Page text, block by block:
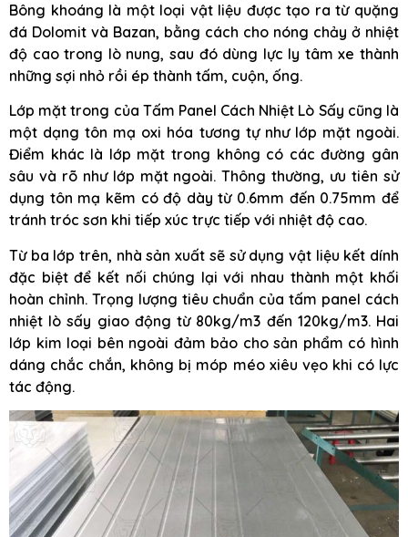
Bông khoáng là một loại vật liệu được tạo ra từ quặng
đá Dolomit và Bazan, bằng cách cho nóng chảy ở nhiệt
độ cao trong lò nung, sau đó dùng lực ly tâm xe thành
những sợi nhỏ rồi ép thành tấm, cuộn, ống.
Lớp mặt trong của Tấm Panel Cách Nhiệt Lò Sấy cũng là
một dạng tôn mạ oxi hóa tương tự như lớp mặt ngoài.
Điểm khác là lớp mặt trong không có các đường gân
sâu và rõ như lớp mặt ngoài. Thông thường, ưu tiên sử
dụng tôn mạ kẽm có độ dày từ 0.6mm đến 0.75mm để
tránh tróc sơn khi tiếp xúc trực tiếp với nhiệt độ cao.
Từ ba lớp trên, nhà sản xuất sẽ sử dụng vật liệu kết dính
đặc biệt để kết nối chúng lại với nhau thành một khối
hoàn chỉnh. Trọng lượng tiêu chuẩn của tấm panel cách
nhiệt lò sấy giao động từ 80kg/m3 đến 120kg/m3. Hai
lớp kim loại bên ngoài đảm bảo cho sản phẩm có hình
dáng chắc chắn, không bị móp méo xiêu vẹo khi có lực
tác động.